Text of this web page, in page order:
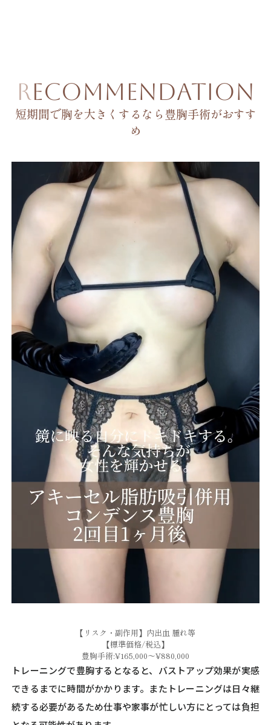
RECOMMENDATION
短期間で胸を大きくするなら豊胸手術がおすす
め
【リスク・副作用】内出血 腫れ等
【標準価格/税込】
豊胸手術:¥165,000～¥880,000
トレーニングで豊胸するとなると、バストアップ効果が実感
できるまでに時間がかかります。またトレーニングは日々継
続する必要があるため仕事や家事が忙しい方にとっては負担